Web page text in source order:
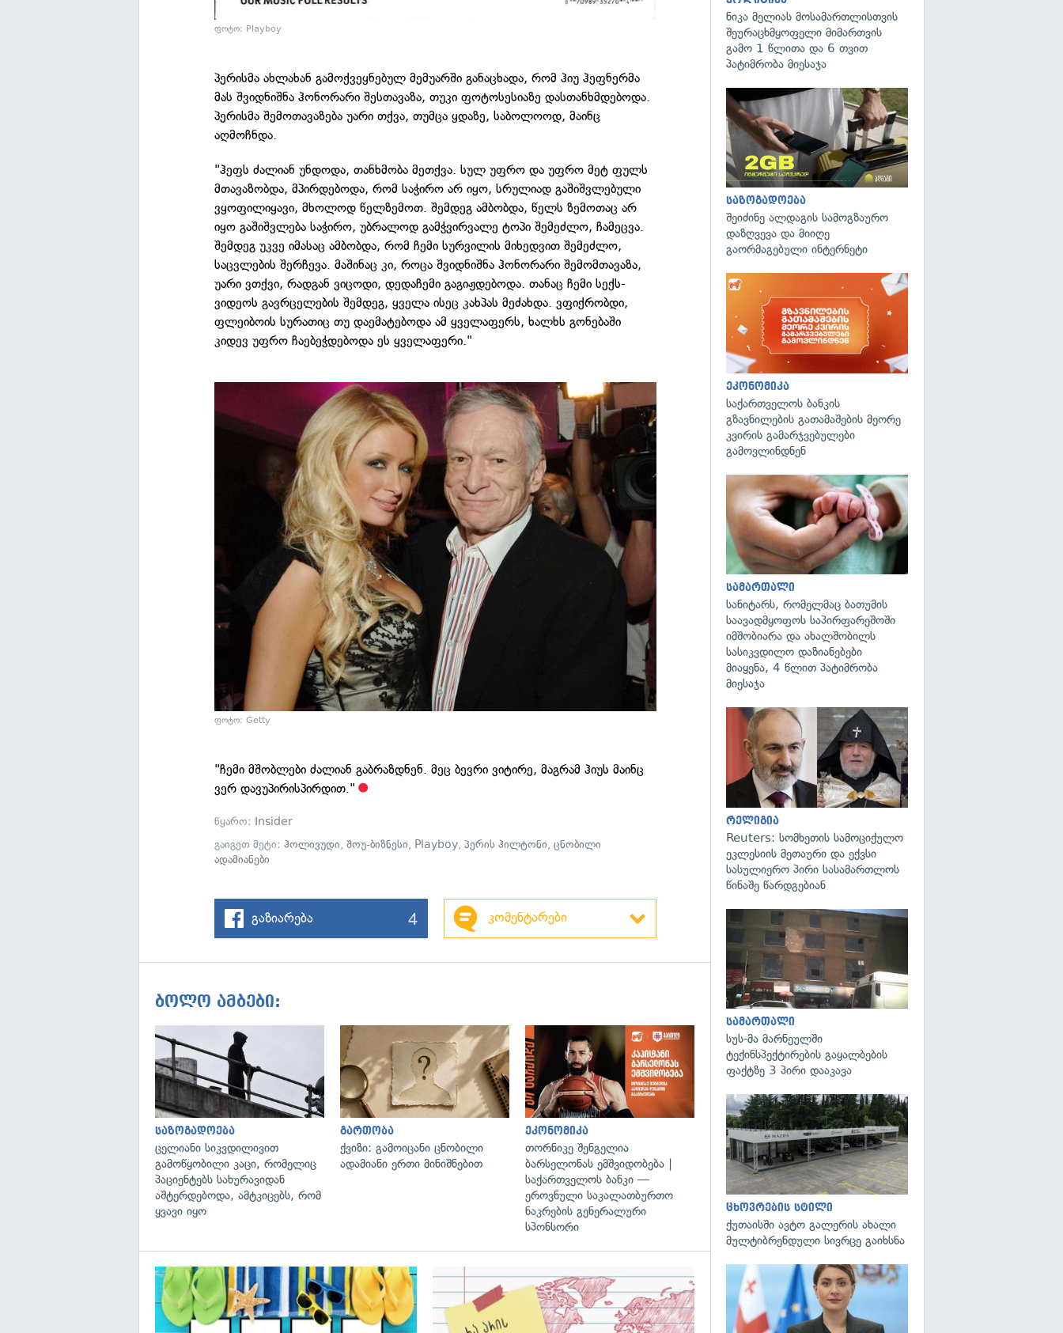
ფოტო: Playboy
პერისმა ახლახან გამოქვეყნებულ მემუარში განაცხადა, რომ ჰიუ ჰეფნერმა
მას შვიდნიშნა ჰონორარი შესთავაზა, თუკი ფოტოსესიაზე დასთანხმდებოდა.
პერისმა შემოთავაზება უარი თქვა, თუმცა ყდაზე, საბოლოოდ, მაინც
აღმოჩნდა.
"ჰეფს ძალიან უნდოდა, თანხმობა მეთქვა. სულ უფრო და უფრო მეტ ფულს
მთავაზობდა, მპირდებოდა, რომ საჭირო არ იყო, სრულიად გაშიშვლებული
ვყოფილიყავი, მხოლოდ წელზემოთ. შემდეგ ამბობდა, წელს ზემოთაც არ
იყო გაშიშვლება საჭირო, უბრალოდ გამჭვირვალე ტოპი შემეძლო, ჩამეცვა.
შემდეგ უკვე იმასაც ამბობდა, რომ ჩემი სურვილის მიხედვით შემეძლო,
საცვლების შერჩევა. მაშინაც კი, როცა შვიდნიშნა ჰონორარი შემომთავაზა,
უარი ვთქვი, რადგან ვიცოდი, დედაჩემი გაგიჟდებოდა. თანაც ჩემი სექს-
ვიდეოს გავრცელების შემდეგ, ყველა ისეც კახპას მეძახდა. ვფიქრობდი,
ფლეიბოის სურათიც თუ დაემატებოდა ამ ყველაფერს, ხალხს გონებაში
კიდევ უფრო ჩაებეჭდებოდა ეს ყველაფერი."
ფოტო: Getty
"ჩემი მშობლები ძალიან გაბრაზდნენ. მეც ბევრი ვიტირე, მაგრამ ჰიუს მაინც
ვერ დავუპირისპირდით."
წყარო: Insider
გაიგეთ მეტი:ჰოლივუდი,შოუ-ბიზნესი, Playboy,პერის ჰილტონი,ცნობილი
ადამიანები
გაზიარება 4 კომენტარები
ბოლო ამბები:
გადახედვა
საზოგადოება
ცელიანი სიკვდილივით
გამოწყობილი კაცი, რომელიც
პაციენტებს სახურავიდან
აშტერდებოდა, ამტკიცებს, რომ
ყვავი იყო
გართობა
ქვიზი: გამოიცანი ცნობილი
ადამიანი ერთი მინიშნებით
ეკონომიკა
თორნიკე შენგელია
ბარსელონას ემშვიდობება |
საქართველოს ბანკი —
ეროვნული საკალათბურთო
ნაკრების გენერალური
სპონსორი
ნიკა მელიას მოსამართლისთვის
შეურაცხმყოფელი მიმართვის
გამო 1 წლითა და 6 თვით
პატიმრობა მიესაჯა
საზოგადოება
შეიძინე ალდაგის სამოგზაურო
დაზღვევა და მიიღე
გაორმაგებული ინტერნეტი
ეკონომიკა
საქართველოს ბანკის
გზავნილების გათამაშების მეორე
კვირის გამარჯვებულები
გამოვლინდნენ
სამართალი
სანიტარს, რომელმაც ბათუმის
საავადმყოფოს საპირფარეშოში
იმშობიარა და ახალშობილს
სასიკვდილო დაზიანებები
მიაყენა, 4 წლით პატიმრობა
მიესაჯა
რელიგია
Reuters: სომხეთის სამოციქულო
ეკლესიის მეთაური და ექვსი
სასულიერო პირი სასამართლოს
წინაშე წარდგებიან
სამართალი
სუს-მა მარნეულში
ტექინსპექტირების გაყალბების
ფაქტზე 3 პირი დააკავა
ცხოვრების სტილი
ქუთაისში ავტო გალერის ახალი
მულტიბრენდული სივრცე გაიხსნა